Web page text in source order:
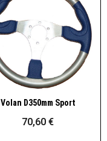
Brzi pogled
Volan D350mm Sport
70,60 €